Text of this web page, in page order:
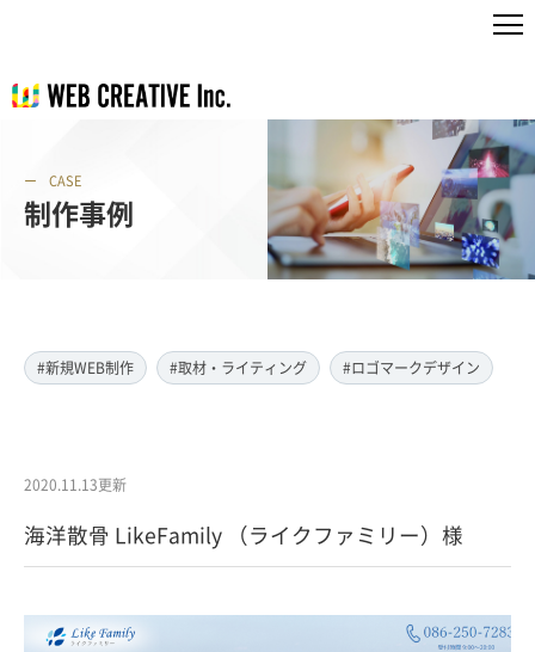
CASE
制作事例
#新規WEB制作 #取材・ライティング #ロゴマークデザイン
2020.11.13更新
海洋散骨 LikeFamily （ライクファミリー）様